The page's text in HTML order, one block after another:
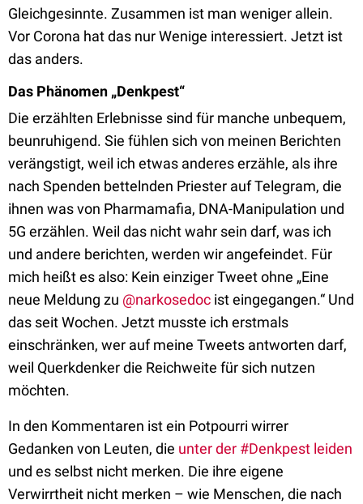
Gleichgesinnte. Zusammen ist man weniger allein.
Vor Corona hat das nur Wenige interessiert. Jetzt ist
das anders.
Das Phänomen „Denkpest“
Die erzählten Erlebnisse sind für manche unbequem,
beunruhigend. Sie fühlen sich von meinen Berichten
verängstigt, weil ich etwas anderes erzähle, als ihre
nach Spenden bettelnden Priester auf Telegram, die
ihnen was von Pharmamafia, DNA-Manipulation und
5G erzählen. Weil das nicht wahr sein darf, was ich
und andere berichten, werden wir angefeindet. Für
mich heißt es also: Kein einziger Tweet ohne „Eine
neue Meldung zu @narkosedoc ist eingegangen.“ Und
das seit Wochen. Jetzt musste ich erstmals
einschränken, wer auf meine Tweets antworten darf,
weil Querkdenker die Reichweite für sich nutzen
möchten.
In den Kommentaren ist ein Potpourri wirrer
Gedanken von Leuten, die unter der #Denkpest leiden
und es selbst nicht merken. Die ihre eigene
Verwirrtheit nicht merken – wie Menschen, die nach